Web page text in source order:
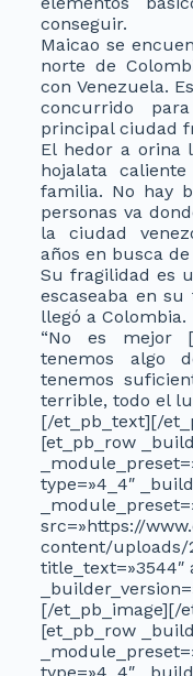
conseguir.
Maicao se
norte de
con Venezuela.
concurrido
principal ciudad
El hedor a orina
hojalata
familia. No hay
personas va
la ciudad
años en busca
Su fragilidad es
escaseaba en
llegó a Colombia.
“No es mejor
tenemos algo
tenemos
terrible, todo el
[/et_pb_text][/
[et_pb_row
type=»4_4″
src=»https://
content/uploads/
title_text=»3544″
[/et_pb_image][/
[et_pb_row